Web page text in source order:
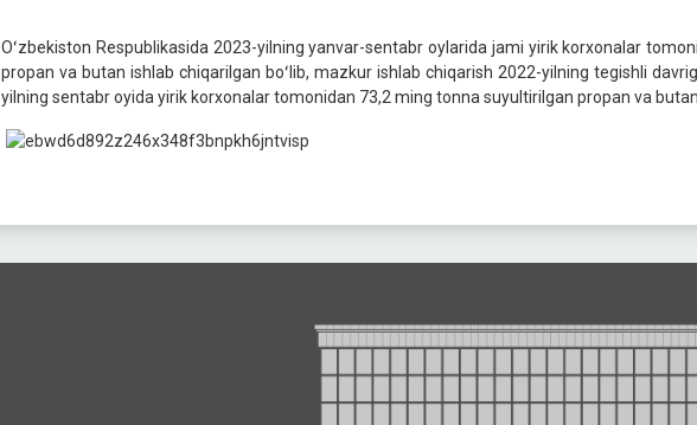
Oʻzbekiston Respublikasida 2023-yilning yanvar-sentabr oylarida jami yirik korxonalar
propan va butan ishlab chiqarilgan boʻlib, mazkur ishlab chiqarish 2022-yilning tegishli
yilning sentabr oyida yirik korxonalar tomonidan 73,2 ming tonna suyultirilgan propan va